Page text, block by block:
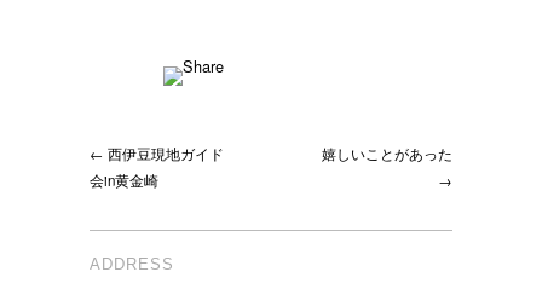
← 西伊豆現地ガイド
会in黄金崎
嬉しいことがあった
→
ADDRESS